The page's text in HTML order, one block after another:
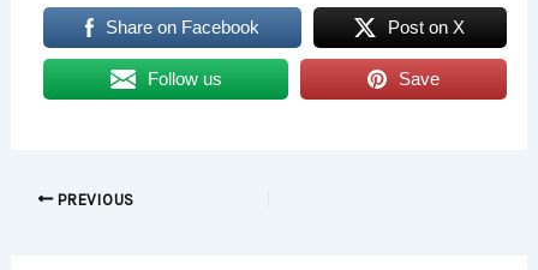
Share on Facebook Post on X
Follow us Save
PREVIOUS